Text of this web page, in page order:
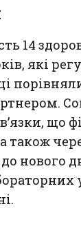
14
які
що
також
до нового